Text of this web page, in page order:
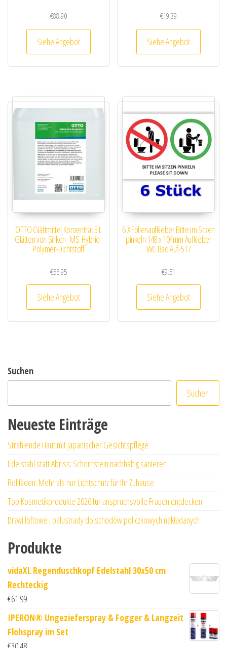
€88.90
Siehe Angebot
€19.39
Siehe Angebot
OTTO Glättmittel Konzentrat 5 L
Glätten von Silikon- MS-Hybrid-
Polymer-Dichtstoff
€56.95
Siehe Angebot
6 X Folienaufkleber Bitte im Sitzen
pinkeln 148 x 104mm Aufkleber
WC Bad Auf-517
€9.51
Siehe Angebot
Suchen
Suchen
Neueste Einträge
Strahlende Haut mit japanischer Gesichtspflege
Edelstahl statt Abriss: Schornstein nachhaltig sanieren
Rollläden: Mehr als nur Lichtschutz für Ihr Zuhause
Top Kosmetikprodukte 2026 für anspruchsvolle Frauen entdecken
Drzwi loftowe i balustrady do schodów policzkowych nakładanych
Produkte
vidaXL Regenduschkopf Edelstahl 30x50 cm
Rechteckig
€61.99
IPERON® Ungezieferspray & Fogger & Langzeit
Flohspray im Set